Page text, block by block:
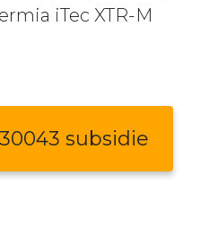
iTec XTR-M
subsidie